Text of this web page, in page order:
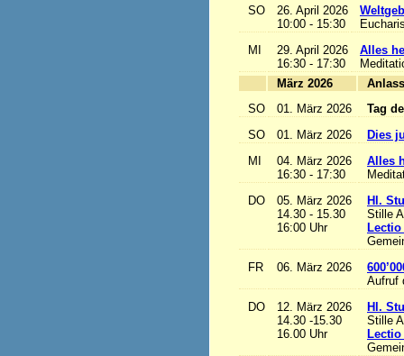
SO
26. April 2026
10:00 - 15:30
MI
29. April 2026
16:30 - 17:30
Alles
März 2026
SO
01. März 2026
Tag
SO
01. März 2026
Dies
MI
04. März 2026
16:30 - 17:30
Alles
DO
05. März 2026
14.30 - 15.30
16:00 Uhr
Hl.
Stille
FR
06. März 2026
Aufruf
DO
12. März 2026
14.30 -15.30
16.00 Uhr
Hl.
Stille